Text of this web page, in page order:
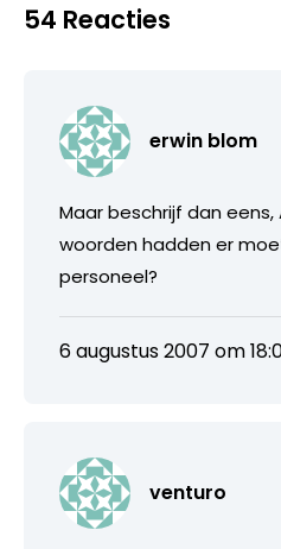
54 Reacties
erwin blom
Maar beschrijf dan eens,
woorden hadden er
personeel?
6 augustus 2007 om
venturo